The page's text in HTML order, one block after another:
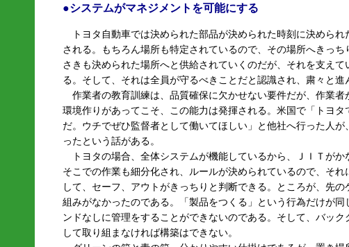
●システムがマネジメントを可能にする
トヨタ自動車では決められた部品が決められた時刻に決められ
される。もちろん場所も特定されているので、その場所へきっ
さきも決められた場所へと供給されていくのだが、それを支え
る。そして、それは全員が守るべきことだと認識され、粛々と進
作業者の教育訓練は、品質確保に欠かせない要件だが、作業者
環境作りがあってこそ、この能力は発揮される。米国で「トヨタ
だ。ウチでぜひ監督者として働いてほしい」と他社へ行った人
ったという話がある。
トヨタの場合、全体システムが機能しているから、ＪＩＴがか
そこでの作業も細分化され、ルールが決められているので、そ
して、セーフ、アウトがきっちりと判断できる。ところが、先
組みがなかったのである。「製品をつくる」という行為だけが同
ンドなしに管理をすることができないのである。そして、バック
して取り組まなければ構築はできない。